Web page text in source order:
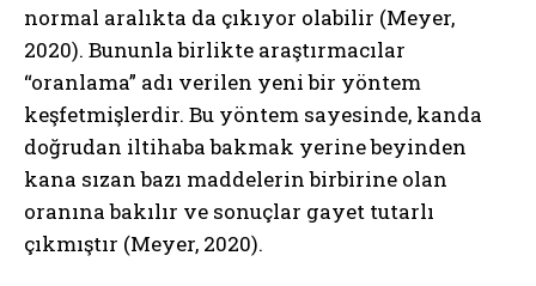
normal aralıkta da çıkıyor olabilir (Meyer,
2020). Bununla birlikte araştırmacılar
“oranlama” adı verilen yeni bir yöntem
keşfetmişlerdir. Bu yöntem sayesinde, kanda
doğrudan iltihaba bakmak yerine beyinden
kana sızan bazı maddelerin birbirine olan
oranına bakılır ve sonuçlar gayet tutarlı
çıkmıştır (Meyer, 2020).